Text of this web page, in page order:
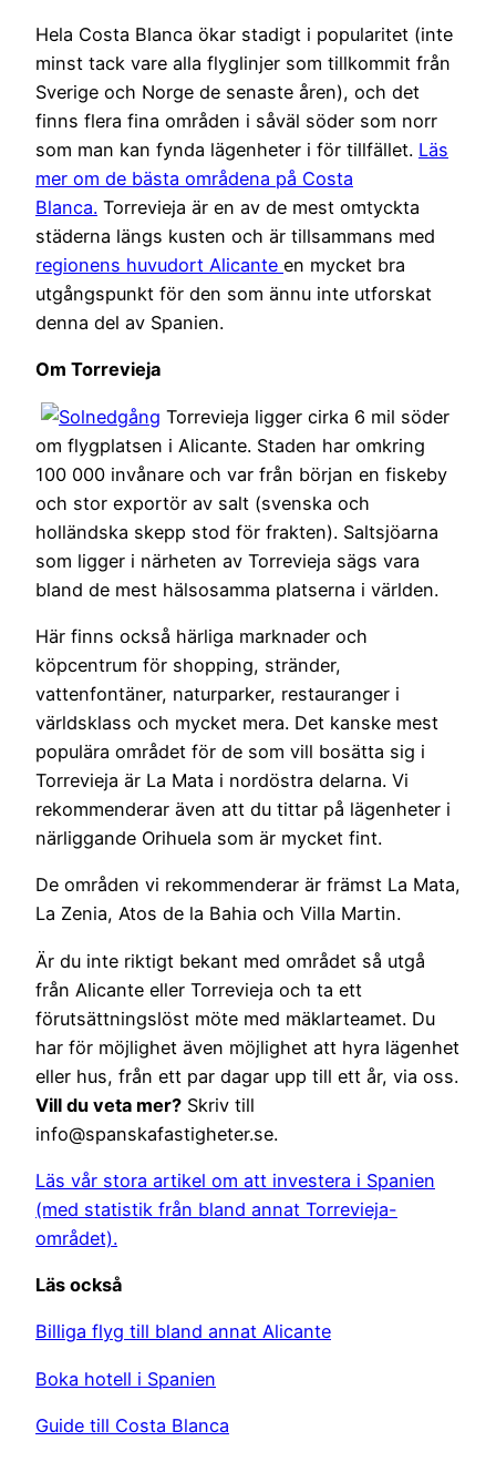
Hela Costa Blanca ökar stadigt i popularitet (inte
minst tack vare alla flyglinjer som tillkommit från
Sverige och Norge de senaste åren), och det
finns flera fina områden i såväl söder som norr
som man kan fynda lägenheter i för tillfället. Läs
mer om de bästa områdena på Costa
Blanca. Torrevieja är en av de mest omtyckta
städerna längs kusten och är tillsammans med
regionens huvudort Alicante en mycket bra
utgångspunkt för den som ännu inte utforskat
denna del av Spanien.
Om Torrevieja
Torrevieja ligger cirka 6 mil söder
om flygplatsen i Alicante. Staden har omkring
100 000 invånare och var från början en fiskeby
och stor exportör av salt (svenska och
holländska skepp stod för frakten). Saltsjöarna
som ligger i närheten av Torrevieja sägs vara
bland de mest hälsosamma platserna i världen.
Här finns också härliga marknader och
köpcentrum för shopping, stränder,
vattenfontäner, naturparker, restauranger i
världsklass och mycket mera. Det kanske mest
populära området för de som vill bosätta sig i
Torrevieja är La Mata i nordöstra delarna. Vi
rekommenderar även att du tittar på lägenheter i
närliggande Orihuela som är mycket fint.
De områden vi rekommenderar är främst La Mata,
La Zenia, Atos de la Bahia och Villa Martin.
Är du inte riktigt bekant med området så utgå
från Alicante eller Torrevieja och ta ett
förutsättningslöst möte med mäklarteamet. Du
har för möjlighet även möjlighet att hyra lägenhet
eller hus, från ett par dagar upp till ett år, via oss.
Vill du veta mer? Skriv till
info@spanskafastigheter.se.
Läs vår stora artikel om att investera i Spanien
(med statistik från bland annat Torrevieja-
området).
Läs också
Billiga flyg till bland annat Alicante
Boka hotell i Spanien
Guide till Costa Blanca